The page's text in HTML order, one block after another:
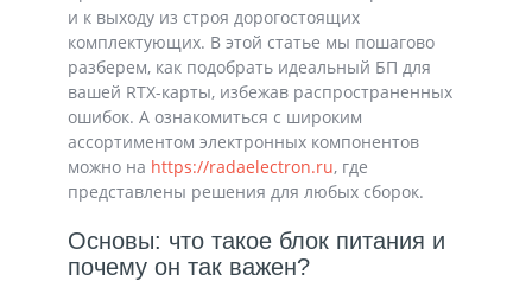
и к выходу из строя дорогостоящих
комплектующих. В этой статье мы пошагово
разберем, как подобрать идеальный БП для
вашей RTX-карты, избежав распространенных
ошибок. А ознакомиться с широким
ассортиментом электронных компонентов
можно на https://radaelectron.ru, где
представлены решения для любых сборок.
Основы: что такое блок питания и
почему он так важен?